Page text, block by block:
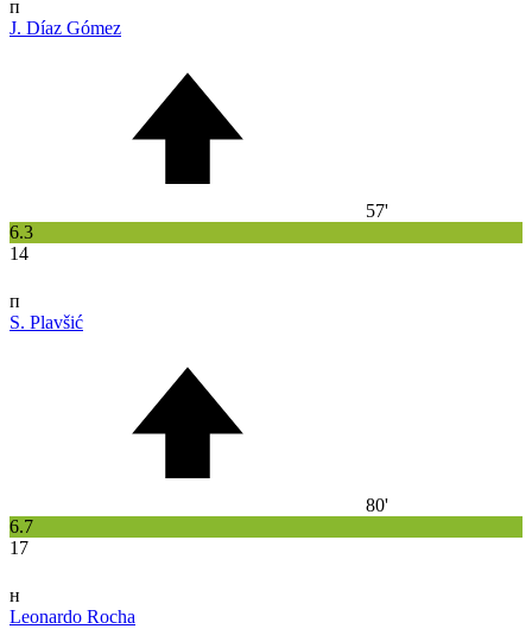
п
J. Díaz Gómez
57'
6.3
14
п
S. Plavšić
80'
6.7
17
н
Leonardo Rocha